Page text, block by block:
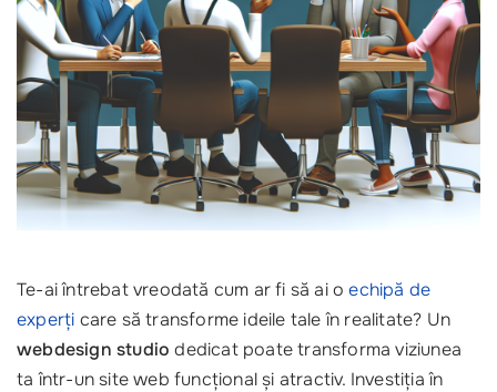
Te-ai întrebat vreodată cum ar fi să ai oechipă de
experți care să transforme ideile tale în realitate? Un
webdesign studio dedicat poate transforma viziunea
ta într-un site web funcțional și atractiv. Investiția în